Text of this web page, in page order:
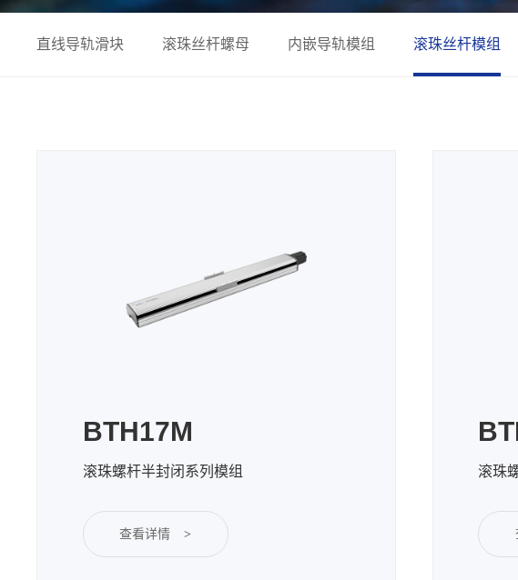
直线导轨滑块 滚珠丝杆螺母 内嵌导轨模组 滚珠丝杆模组
BTH17M
滚珠螺杆半封闭系列模组
查看详情 >
滚珠